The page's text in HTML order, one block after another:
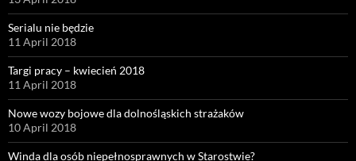
Serialu nie będzie
11 April 2018
Targi pracy – kwiecień 2018
11 April 2018
Nowe wozy bojowe dla dolnośląskich strażaków
10 April 2018
Winda dla osób niepełnosprawnych w Starostwie?